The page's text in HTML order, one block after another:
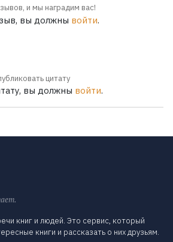
и мы наградим вас!
вы должны войти.
цитату
вы должны войти.
книг и людей. Это сервис, который
книги и рассказать о них друзьям.